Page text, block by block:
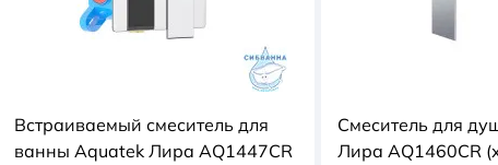
Встраиваемый смеситель для
ванны Aquatek Лира AQ1447CR
Смеситель для
Лира AQ1460CR